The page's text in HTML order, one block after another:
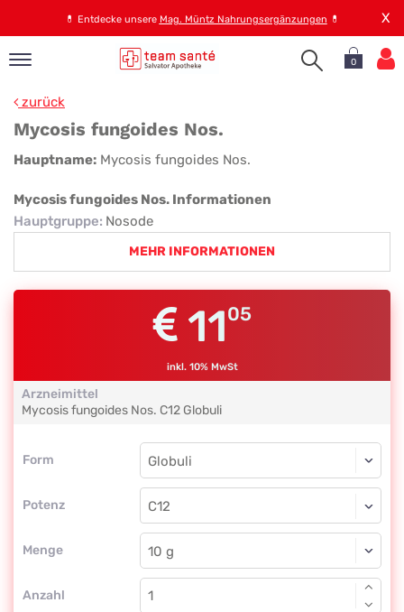
💊 Entdecke unsere Mag. Müntz Nahrungsergänzungen 💊 X
0
zurück
Mycosis fungoides Nos.
Mycosis
fungoides
Nos.
Hauptname: Mycosis fungoides Nos.
Mycosis fungoides Nos. Informationen
Hauptgruppe: Nosode
MEHR INFORMATIONEN
1105
inkl. 10% MwSt
Arzneimittel
Mycosis fungoides Nos. C12 Globuli
Form
Form
Potenz
Globuli
C12
Menge
Globuli
Anzahl